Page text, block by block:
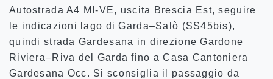
Autostrada A4 MI-VE, uscita Brescia Est, seguire
le indicazioni lago di Garda–Salò (SS45bis),
quindi strada Gardesana in direzione Gardone
Riviera–Riva del Garda fino a Casa Cantoniera
Gardesana Occ. Si sconsiglia il passaggio da